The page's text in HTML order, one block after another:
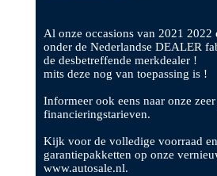
Al onze occasions van 2021 2022
onder de Nederlandse DEALER
de desbetreffende merkdealer !
mits deze nog van toepassing is !
Informeer ook eens naar onze
financieringstarieven.
Kijk voor de volledige voorraad
garantiepakketten op onze
www.autosale.nl.